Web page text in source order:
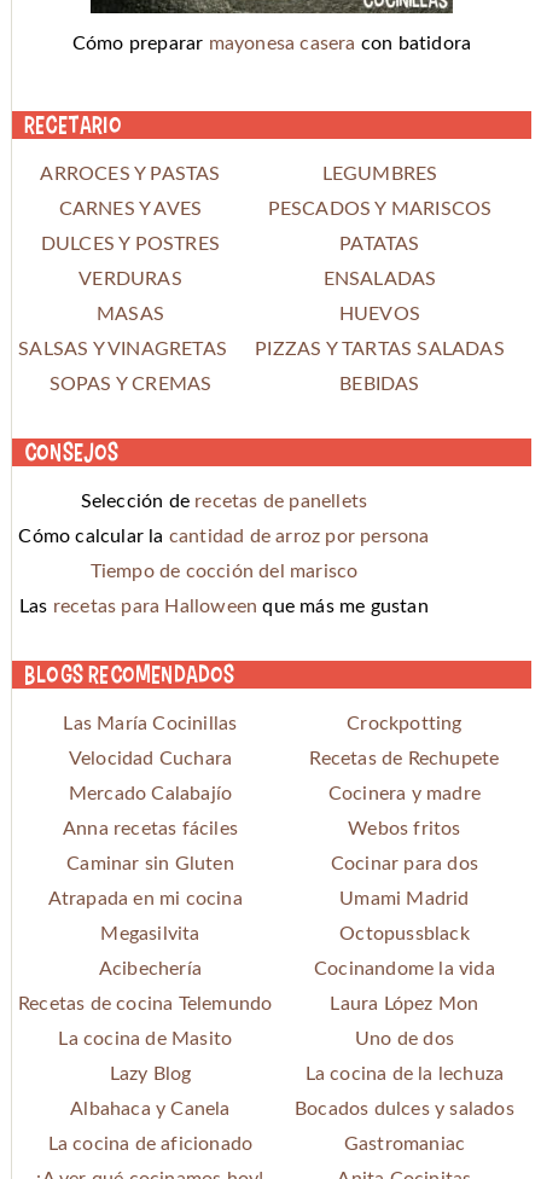
Cómo preparar mayonesa casera con batidora
Recetario
ARROCES Y PASTAS
LEGUMBRES
CARNES Y AVES
PESCADOS Y MARISCOS
DULCES Y POSTRES
PATATAS
VERDURAS
ENSALADAS
MASAS
HUEVOS
SALSAS Y VINAGRETAS
PIZZAS Y TARTAS SALADAS
SOPAS Y CREMAS
BEBIDAS
Consejos
Selección de recetas de panellets
Cómo calcular la cantidad de arroz por persona
Tiempo de cocción del marisco
Las recetas para Halloween que más me gustan
Blogs recomendados
Las María Cocinillas
Crockpotting
Velocidad Cuchara
Recetas de Rechupete
Mercado Calabajío
Cocinera y madre
Anna recetas fáciles
Webos fritos
Caminar sin Gluten
Cocinar para dos
Atrapada en mi cocina
Umami Madrid
Megasilvita
Octopussblack
Acibechería
Cocinandome la vida
Recetas de cocina Telemundo
Laura López Mon
La cocina de Masito
Uno de dos
Lazy Blog
La cocina de la lechuza
Albahaca y Canela
Bocados dulces y salados
La cocina de aficionado
Gastromaniac